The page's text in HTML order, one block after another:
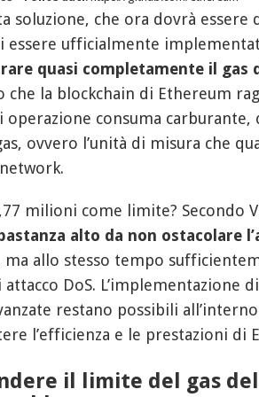
soluzione, che ora dovrà essere
essere ufficialmente
quasi completamente il gas
che la blockchain di Ethereum
operazione consuma carburante,
ovvero l’unità di misura che
milioni come limite? Secondo
alto da non ostacolare
ma allo stesso tempo
DoS. L’implementazione
restano possibili
l’efficienza e le prestazioni di
il limite del gas